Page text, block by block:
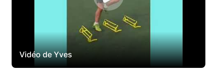
Vidéo de Yves